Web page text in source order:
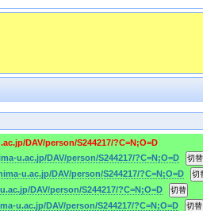
DAV/person/S244217/?C=N;O=D
u.ac.jp/DAV/person/S244217/?C=N;O=D
u.ac.jp/DAV/person/S244217/?C=N;O=D
DAV/person/S244217/?C=N;O=D
u.ac.jp/DAV/person/S244217/?C=N;O=D